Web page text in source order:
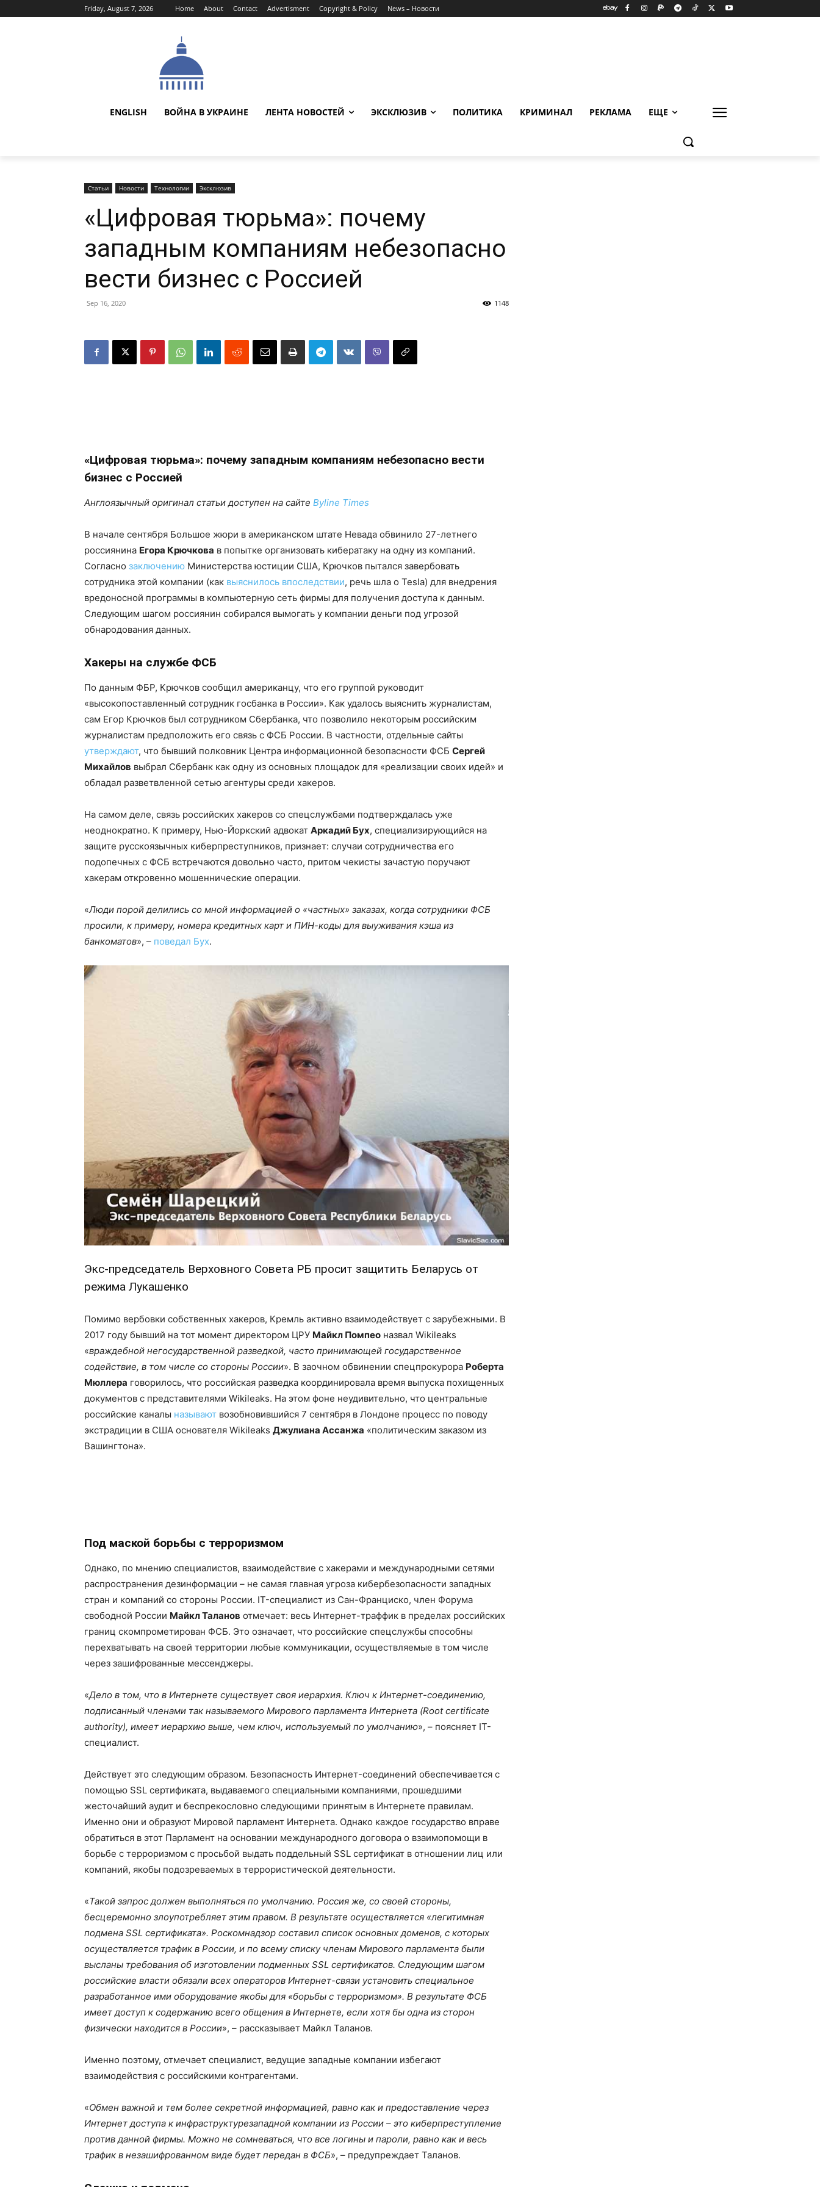
Friday, August 7, 2026 Home About Contact Advertisment Copyright & Policy News – Новости
ENGLISH ВОЙНА В УКРАИНЕ ЛЕНТА НОВОСТЕЙ ЭКСКЛЮЗИВ ПОЛИТИКА КРИМИНАЛ РЕКЛАМА ЕЩЕ
Статьи Новости Технологии Эксклюзив
«Цифровая тюрьма»: почему
западным компаниям небезопасно
вести бизнес с Россией
Sep 16, 2020 1148
«Цифровая тюрьма»: почему западным компаниям небезопасно вести
бизнес с Россией
Англоязычный оригинал статьи доступен на сайте Byline Times
В начале сентября Большое жюри в американском штате Невада обвинило 27-летнего
россиянина Егора Крючкова в попытке организовать кибератаку на одну из компаний.
Согласно заключению Министерства юстиции США, Крючков пытался завербовать
сотрудника этой компании (как выяснилось впоследствии, речь шла о Tesla) для внедрения
вредоносной программы в компьютерную сеть фирмы для получения доступа к данным.
Следующим шагом россиянин собирался вымогать у компании деньги под угрозой
обнародования данных.
Хакеры на службе ФСБ
По данным ФБР, Крючков сообщил американцу, что его группой руководит
«высокопоставленный сотрудник госбанка в России». Как удалось выяснить журналистам,
сам Егор Крючков был сотрудником Сбербанка, что позволило некоторым российским
журналистам предположить его связь с ФСБ России. В частности, отдельные сайты
утверждают, что бывший полковник Центра информационной безопасности ФСБ Сергей
Михайлов выбрал Сбербанк как одну из основных площадок для «реализации своих идей» и
обладал разветвленной сетью агентуры среди хакеров.
На самом деле, связь российских хакеров со спецслужбами подтверждалась уже
неоднократно. К примеру, Нью-Йоркский адвокат Аркадий Бух, специализирующийся на
защите русскоязычных киберпреступников, признает: случаи сотрудничества его
подопечных с ФСБ встречаются довольно часто, притом чекисты зачастую поручают
хакерам откровенно мошеннические операции.
«Люди порой делились со мной информацией о «частных» заказах, когда сотрудники ФСБ
просили, к примеру, номера кредитных карт и ПИН-коды для выуживания кэша из
банкоматов», – поведал Бух.
Экс-председатель Верховного Совета РБ просит защитить Беларусь от
режима Лукашенко
Помимо вербовки собственных хакеров, Кремль активно взаимодействует с зарубежными. В
2017 году бывший на тот момент директором ЦРУ Майкл Помпео назвал Wikileaks
«враждебной негосударственной разведкой, часто принимающей государственное
содействие, в том числе со стороны России». В заочном обвинении спецпрокурора Роберта
Мюллера говорилось, что российская разведка координировала время выпуска похищенных
документов с представителями Wikileaks. На этом фоне неудивительно, что центральные
российские каналы называют возобновившийся 7 сентября в Лондоне процесс по поводу
экстрадиции в США основателя Wikileaks Джулиана Ассанжа «политическим заказом из
Вашингтона».
Под маской борьбы с терроризмом
Однако, по мнению специалистов, взаимодействие с хакерами и международными сетями
распространения дезинформации – не самая главная угроза кибербезопасности западных
стран и компаний со стороны России. IT-специалист из Сан-Франциско, член Форума
свободной России Майкл Таланов отмечает: весь Интернет-траффик в пределах российских
границ скомпрометирован ФСБ. Это означает, что российские спецслужбы способны
перехватывать на своей территории любые коммуникации, осуществляемые в том числе
через зашифрованные мессенджеры.
«Дело в том, что в Интернете существует своя иерархия. Ключ к Интернет-соединению,
подписанный членами так называемого Мирового парламента Интернета (Root certificate
authority), имеет иерархию выше, чем ключ, используемый по умолчанию», – поясняет IT-
специалист.
Действует это следующим образом. Безопасность Интернет-соединений обеспечивается с
помощью SSL сертификата, выдаваемого специальными компаниями, прошедшими
жесточайший аудит и беспрекословно следующими принятым в Интернете правилам.
Именно они и образуют Мировой парламент Интернета. Однако каждое государство вправе
обратиться в этот Парламент на основании международного договора о взаимопомощи в
борьбе с терроризмом с просьбой выдать поддельный SSL сертификат в отношении лиц или
компаний, якобы подозреваемых в террористической деятельности.
«Такой запрос должен выполняться по умолчанию. Россия же, со своей стороны,
бесцеремонно злоупотребляет этим правом. В результате осуществляется «легитимная
подмена SSL сертификата». Роскомнадзор составил список основных доменов, с которых
осуществляется трафик в России, и по всему списку членам Мирового парламента были
высланы требования об изготовлении подменных SSL сертификатов. Следующим шагом
российские власти обязали всех операторов Интернет-связи установить специальное
разработанное ими оборудование якобы для «борьбы с терроризмом». В результате ФСБ
имеет доступ к содержанию всего общения в Интернете, если хотя бы одна из сторон
физически находится в России», – рассказывает Майкл Таланов.
Именно поэтому, отмечает специалист, ведущие западные компании избегают
взаимодействия с российскими контрагентами.
«Обмен важной и тем более секретной информацией, равно как и предоставление через
Интернет доступа к инфраструктурезападной компании из России – это киберпреступление
против данной фирмы. Можно не сомневаться, что все логины и пароли, равно как и весь
трафик в незашифрованном виде будет передан в ФСБ», – предупреждает Таланов.